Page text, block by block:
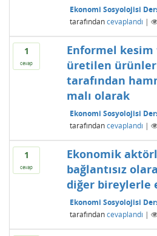
Ekonomi Sosyolojisi
tarafından cevaplandı |
1
cevap
Enformel kesim
üretilen
tarafından
malı olarak
Ekonomi Sosyolojisi
tarafından cevaplandı |
1
cevap
Ekonomik
bağlantısız
diğer bireylerle
Ekonomi Sosyolojisi
tarafından cevaplandı |